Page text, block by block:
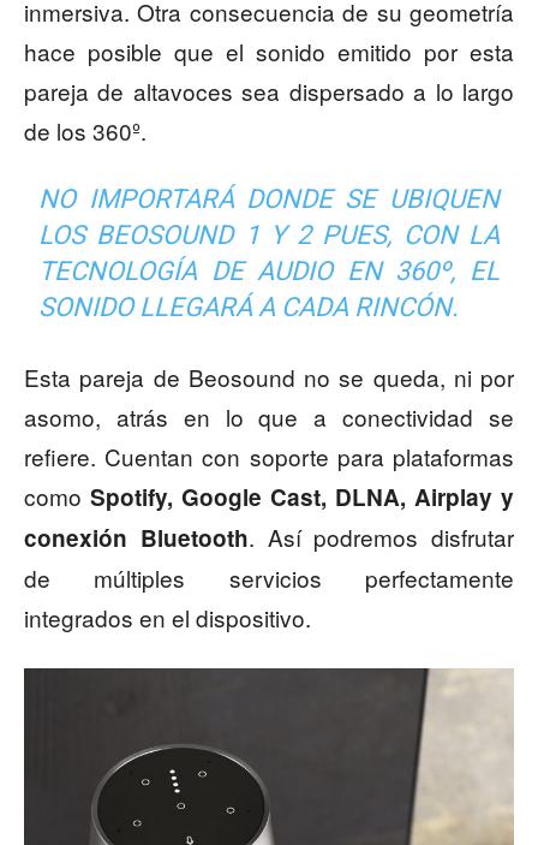
inmersiva. Otra consecuencia de su geometría
hace posible que el sonido emitido por esta
pareja de altavoces sea dispersado a lo largo
de los 360º.
NO IMPORTARÁ DONDE SE UBIQUEN
LOS BEOSOUND 1 Y 2 PUES, CON LA
TECNOLOGÍA DE AUDIO EN 360º, EL
SONIDO LLEGARÁ A CADA RINCÓN.
Esta pareja de Beosound no se queda, ni por
asomo, atrás en lo que a conectividad se
refiere. Cuentan con soporte para plataformas
como Spotify, Google Cast, DLNA, Airplay y
conexión Bluetooth. Así podremos disfrutar
de múltiples servicios perfectamente
integrados en el dispositivo.